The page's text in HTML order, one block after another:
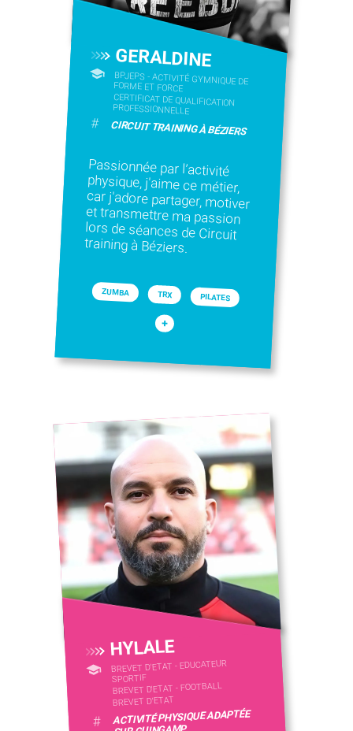
GERALDINE
BPJEPS - ACTIVITÉ GYMNIQUE DE
FORME ET FORCE
CERTIFICAT DE QUALIFICATION
PROFESSIONNELLE
# CIRCUIT TRAINING À BÉZIERS
Passionnée par l’activité
physique, j'aime ce métier,
car j'adore partager, motiver
et transmettre ma passion
lors de séances de Circuit
training à Béziers.
ZUMBA TRX PILATES
+
HYLALE
BREVET D'ETAT - EDUCATEUR
SPORTIF
BREVET D'ETAT - FOOTBALL
BREVET D'ETAT
# ACTIVITÉ PHYSIQUE ADAPTÉE